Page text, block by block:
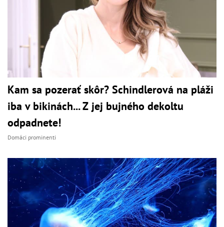
Kam sa pozerať skôr? Schindlerová na pláži
iba v bikinách... Z jej bujného dekoltu
odpadnete!
Domáci prominenti